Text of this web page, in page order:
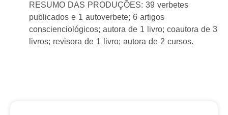
RESUMO DAS PRODUÇÕES: 39 verbetes
publicados e 1 autoverbete; 6 artigos
conscienciológicos; autora de 1 livro; coautora de 3
livros; revisora de 1 livro; autora de 2 cursos.